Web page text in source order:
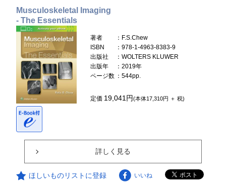
Musculoskeletal Imaging
- The Essentials
著者
：F.S.Chew
ISBN
：978-1-4963-8383-9
出版社
：WOLTERS KLUWER
出版年
：2019年
ページ数 ：544pp.
定価 19,041円(本体17,310円 ＋ 税)
詳しく見る
ほしいものリストに登録 いいね